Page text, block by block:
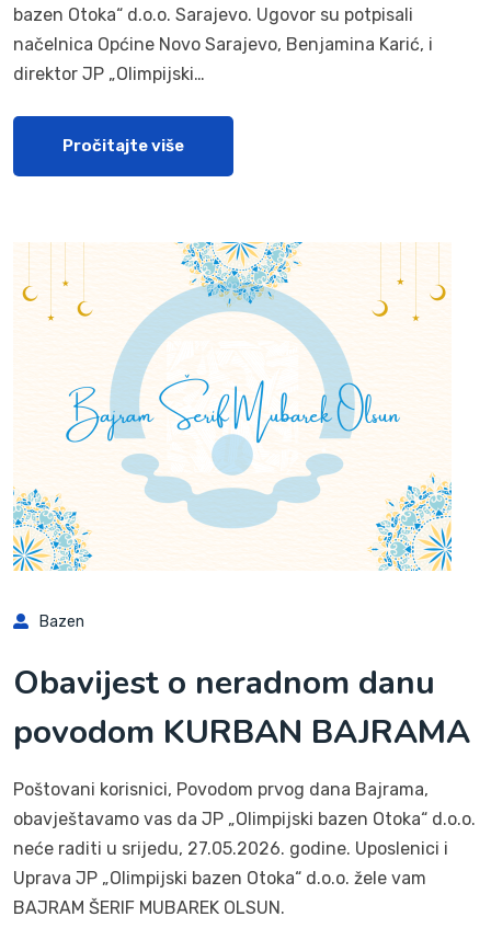
bazen Otoka“ d.o.o. Sarajevo. Ugovor su potpisali
načelnica Općine Novo Sarajevo, Benjamina Karić, i
direktor JP „Olimpijski…
Pročitajte više
Bazen
Obavijest o neradnom danu
povodom KURBAN BAJRAMA
Poštovani korisnici, Povodom prvog dana Bajrama,
obavještavamo vas da JP „Olimpijski bazen Otoka“ d.o.o.
neće raditi u srijedu, 27.05.2026. godine. Uposlenici i
Uprava JP „Olimpijski bazen Otoka“ d.o.o. žele vam
BAJRAM ŠERIF MUBAREK OLSUN.